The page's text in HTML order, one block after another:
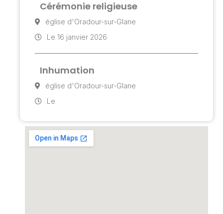
Cérémonie religieuse
église d'Oradour-sur-Glane
Le 16 janvier 2026
Inhumation
église d'Oradour-sur-Glane
Le